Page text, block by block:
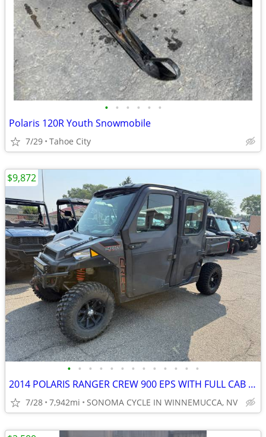
• • • • • •
Polaris 120R Youth Snowmobile
7/29 Tahoe City
• • • • • • • • • • • • •
2014 POLARIS RANGER CREW 900 EPS WITH FULL CAB AND HEATER
7/28 7,942mi SONOMA CYCLE IN WINNEMUCCA, NV
$9,872